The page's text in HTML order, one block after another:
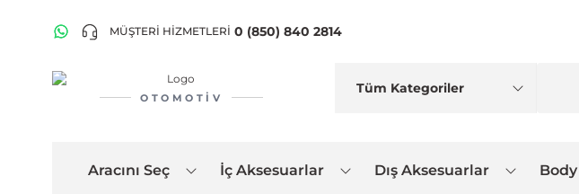
MÜŞTERİ HİZMETLERİ 0 (850) 840 2814
OTOMOTIV
Aracını Seç İç Aksesuarlar Dış Aksesuarlar